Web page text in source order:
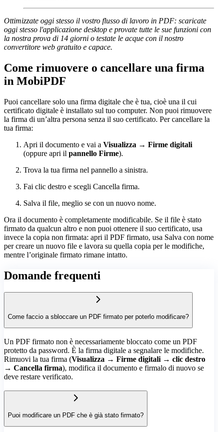
Ottimizzate oggi stesso il vostro flusso di lavoro in PDF: scaricate
oggi stesso l'applicazione desktop e provate tutte le sue funzioni con
la nostra prova di 14 giorni o testate le acque con il nostro
convertitore web gratuito e capace.
Come rimuovere o cancellare una firma
in MobiPDF
Puoi cancellare solo una firma digitale che è tua, cioè una il cui
certificato digitale è installato sul tuo computer. Non puoi rimuovere
la firma di un’altra persona senza il suo certificato. Per cancellare la
tua firma:
Apri il documento e vai a Visualizza → Firme digitali
(oppure apri il pannello Firme).
Trova la tua firma nel pannello a sinistra.
Fai clic destro e scegli Cancella firma.
Salva il file, meglio se con un nuovo nome.
Ora il documento è completamente modificabile. Se il file è stato
firmato da qualcun altro e non puoi ottenere il suo certificato, usa
invece la copia non firmata: apri il PDF firmato, usa Salva con nome
per creare un nuovo file e lavora su quella copia per le modifiche,
mentre l’originale firmato rimane intatto.
Domande frequenti
Come faccio a sbloccare un PDF firmato per poterlo modificare?
Un PDF firmato non è necessariamente bloccato come un PDF
protetto da password. È la firma digitale a segnalare le modifiche.
Rimuovi la tua firma (Visualizza → Firme digitali → clic destro
→ Cancella firma), modifica il documento e firmalo di nuovo se
deve restare verificato.
Puoi modificare un PDF che è già stato firmato?